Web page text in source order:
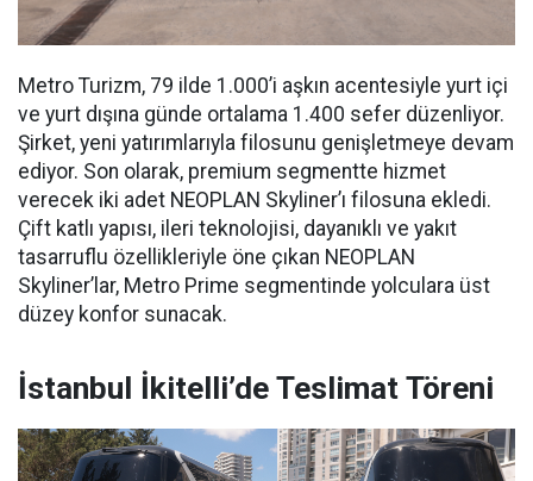
Metro Turizm, 79 ilde 1.000’i aşkın acentesiyle yurt içi
ve yurt dışına günde ortalama 1.400 sefer düzenliyor.
Şirket, yeni yatırımlarıyla filosunu genişletmeye devam
ediyor. Son olarak, premium segmentte hizmet
verecek iki adet NEOPLAN Skyliner’ı filosuna ekledi.
Çift katlı yapısı, ileri teknolojisi, dayanıklı ve yakıt
tasarruflu özellikleriyle öne çıkan NEOPLAN
Skyliner’lar, Metro Prime segmentinde yolculara üst
düzey konfor sunacak.
İstanbul İkitelli’de Teslimat Töreni